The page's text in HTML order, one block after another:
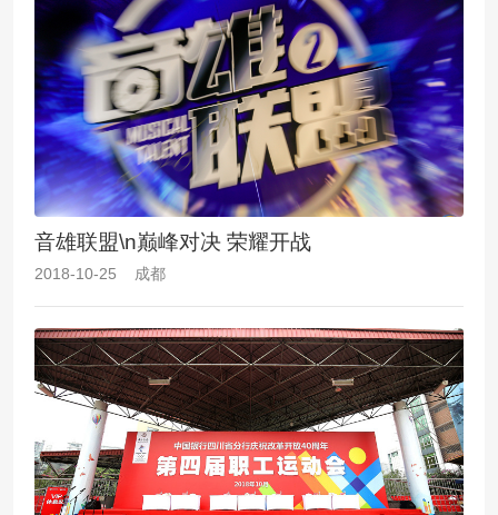
音雄联盟\n巅峰对决 荣耀开战
2018-10-25 成都